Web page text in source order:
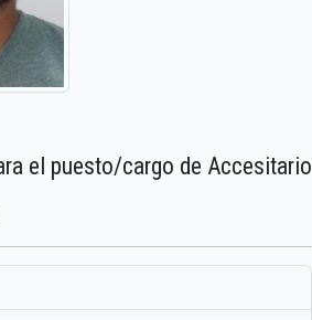
el puesto/cargo de Accesitario